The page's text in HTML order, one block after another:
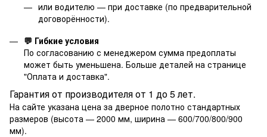
или водителю — при доставке (по предварительной
договорённости).
💬 Гибкие условия
По согласованию с менеджером сумма предоплаты
может быть уменьшена. Больше деталей на странице
"Оплата и доставка".
Гарантия от производителя от 1 до 5 лет.
На сайте указана цена за дверное полотно стандартных
размеров (высота — 2000 мм, ширина — 600/700/800/900
мм).